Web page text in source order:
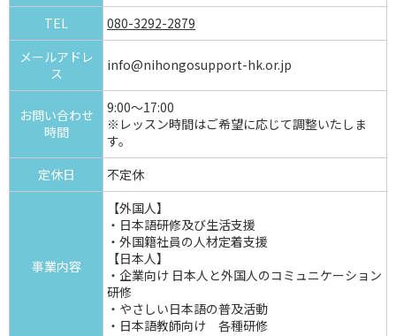
TEL
080-3292-2879
メールアドレ
ス
info@nihongosupport-hk.or.jp
お問い合わせ
時間
9:00～17:00
※レッスン時間はご希望に応じて調整いたしま
す。
定休日
不定休
事業内容
【外国人】
・日本語研修及び生活支援
・外国籍社員の人材定着支援
【日本人】
・企業向け 日本人と外国人のコミュニケーション
研修
・やさしい日本語の普及活動
・日本語教師向け 各種研修